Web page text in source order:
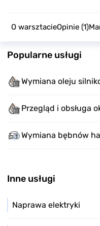
O warsztacieOpinie (1)
Popularne usługi
Wymiana oleju
Przegląd i obsługa
Wymiana bębnów
Inne usługi
Naprawa elektryki